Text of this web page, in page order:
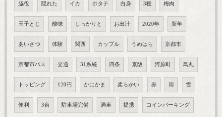
脇役 隠れた イカ ホタテ 白身 3種 梅肉
玉子とじ 酸味 しっかりと お出汁 2020年 新年
あいさつ 体験 関西 カップル うめはら 京都市
京都市バス 交通 31系統 四条 京阪 河原町 烏丸
トッピング 120円 かにかま 柔らかい 赤 雨 雪
便利 3台 駐車場完備 満車 提携 コインパーキング